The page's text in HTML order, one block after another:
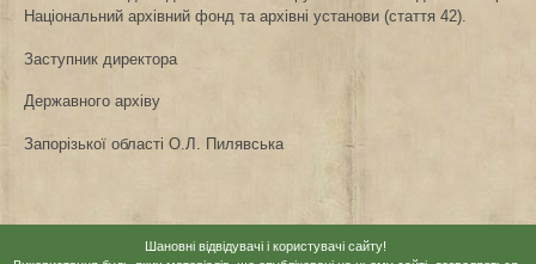
Національний архівний фонд та архівні установи (стаття 42).
Заступник директора
Державного архіву
Запорізької області О.Л. Пилявська
Шановні відвідувачі і користувачі сайту!